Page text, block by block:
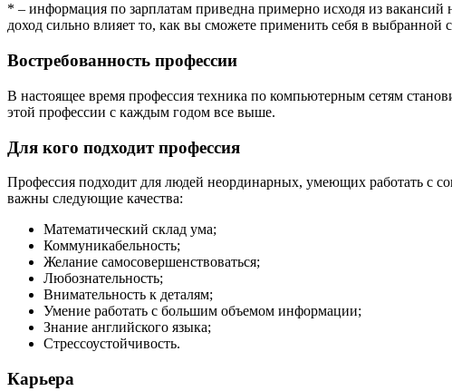
* – информация по зарплатам приведна примерно исходя из
доход сильно влияет то, как вы сможете применить себя в выбранной
Востребованность профессии
В настоящее время профессия техника по компьютерным сетям
этой профессии с каждым годом все выше.
Для кого подходит профессия
Профессия подходит для людей неординарных, умеющих работать с
важны следующие качества:
Математический склад ума;
Коммуникабельность;
Желание самосовершенствоваться;
Любознательность;
Внимательность к деталям;
Умение работать с большим объемом информации;
Знание английского языка;
Стрессоустойчивость.
Карьера